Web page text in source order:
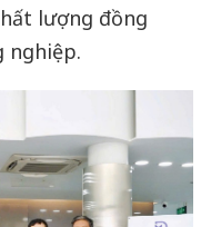
lượng đồng
nghiệp.